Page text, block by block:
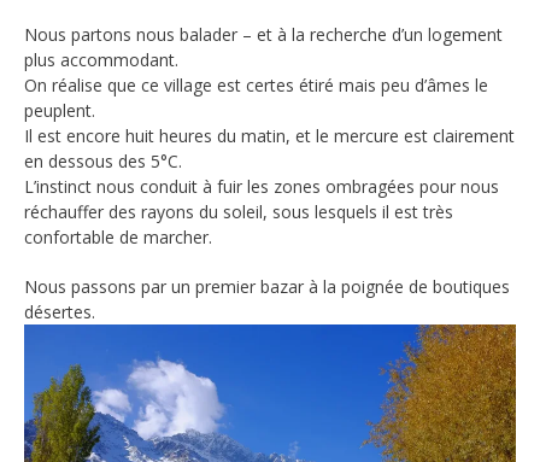
Nous partons nous balader – et à la recherche d’un logement
plus accommodant.
On réalise que ce village est certes étiré mais peu d’âmes le
peuplent.
Il est encore huit heures du matin, et le mercure est clairement
en dessous des 5°C.
L’instinct nous conduit à fuir les zones ombragées pour nous
réchauffer des rayons du soleil, sous lesquels il est très
confortable de marcher.
Nous passons par un premier bazar à la poignée de boutiques
désertes.